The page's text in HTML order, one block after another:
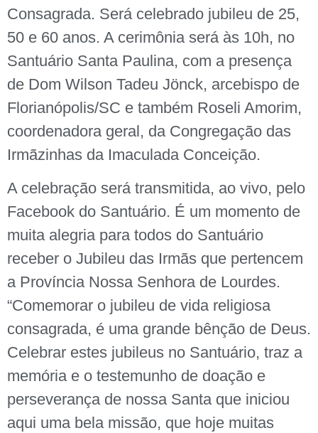
Consagrada. Será celebrado jubileu de 25,
50 e 60 anos. A cerimônia será às 10h, no
Santuário Santa Paulina, com a presença
de Dom Wilson Tadeu Jönck, arcebispo de
Florianópolis/SC e também Roseli Amorim,
coordenadora geral, da Congregação das
Irmãzinhas da Imaculada Conceição.
A celebração será transmitida, ao vivo, pelo
Facebook do Santuário. É um momento de
muita alegria para todos do Santuário
receber o Jubileu das Irmãs que pertencem
a Província Nossa Senhora de Lourdes.
“Comemorar o jubileu de vida religiosa
consagrada, é uma grande bênção de Deus.
Celebrar estes jubileus no Santuário, traz a
memória e o testemunho de doação e
perseverança de nossa Santa que iniciou
aqui uma bela missão, que hoje muitas